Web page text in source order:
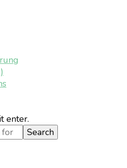
enter.